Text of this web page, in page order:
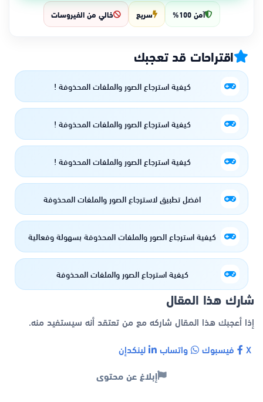
آمن 100% سريع خالي من الفيروسات
اقتراحات قد تعجبك
كيفية استرجاع الصور والملفات المحذوفة !
كيفية استرجاع الصور والملفات المحذوفة !
كيفية استرجاع الصور والملفات المحذوفة !
افضل تطبيق لاسترجاع الصور والملفات المحذوفة
كيفية استرجاع الصور والملفات المحذوفة بسهولة وفعالية
كيفية استرجاع الصور والملفات المحذوفة
شارك هذا المقال
إذا أعجبك هذا المقال شاركه مع من تعتقد أنه سيستفيد منه.
فيسبوك واتساب لينكدإن
إبلاغ عن محتوى